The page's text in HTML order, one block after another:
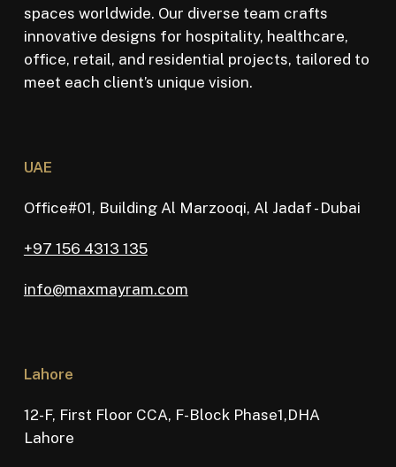
spaces worldwide. Our diverse team crafts
innovative designs for hospitality, healthcare,
office, retail, and residential projects, tailored to
meet each client’s unique vision.
UAE
Office#01, Building Al Marzooqi, Al Jadaf - Dubai
+97 156 4313 135
info@maxmayram.com
Lahore
12-F, First Floor CCA, F-Block Phase1,DHA
Lahore